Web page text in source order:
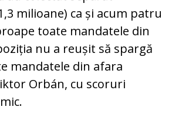
milioane) ca și acum patru
toate mandatele din
nu a reușit să spargă
mandatele din afara
Orbán, cu scoruri